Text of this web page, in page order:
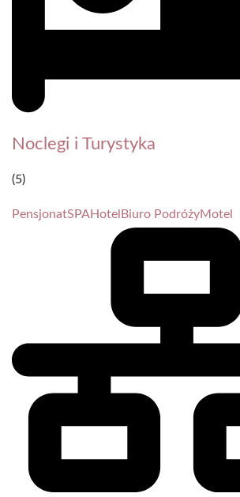
Noclegi i Turystyka
(5)
PensjonatSPAHotel Biuro PodróżyMotel